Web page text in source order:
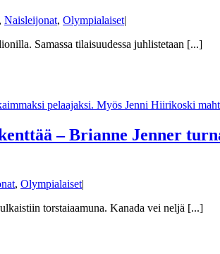
, Naisleijonat, Olympialaiset|
Samassa tilaisuudessa juhlistetaan [...]
– Brianne Jenner
, Olympialaiset|
torstaiaamuna. Kanada vei neljä [...]